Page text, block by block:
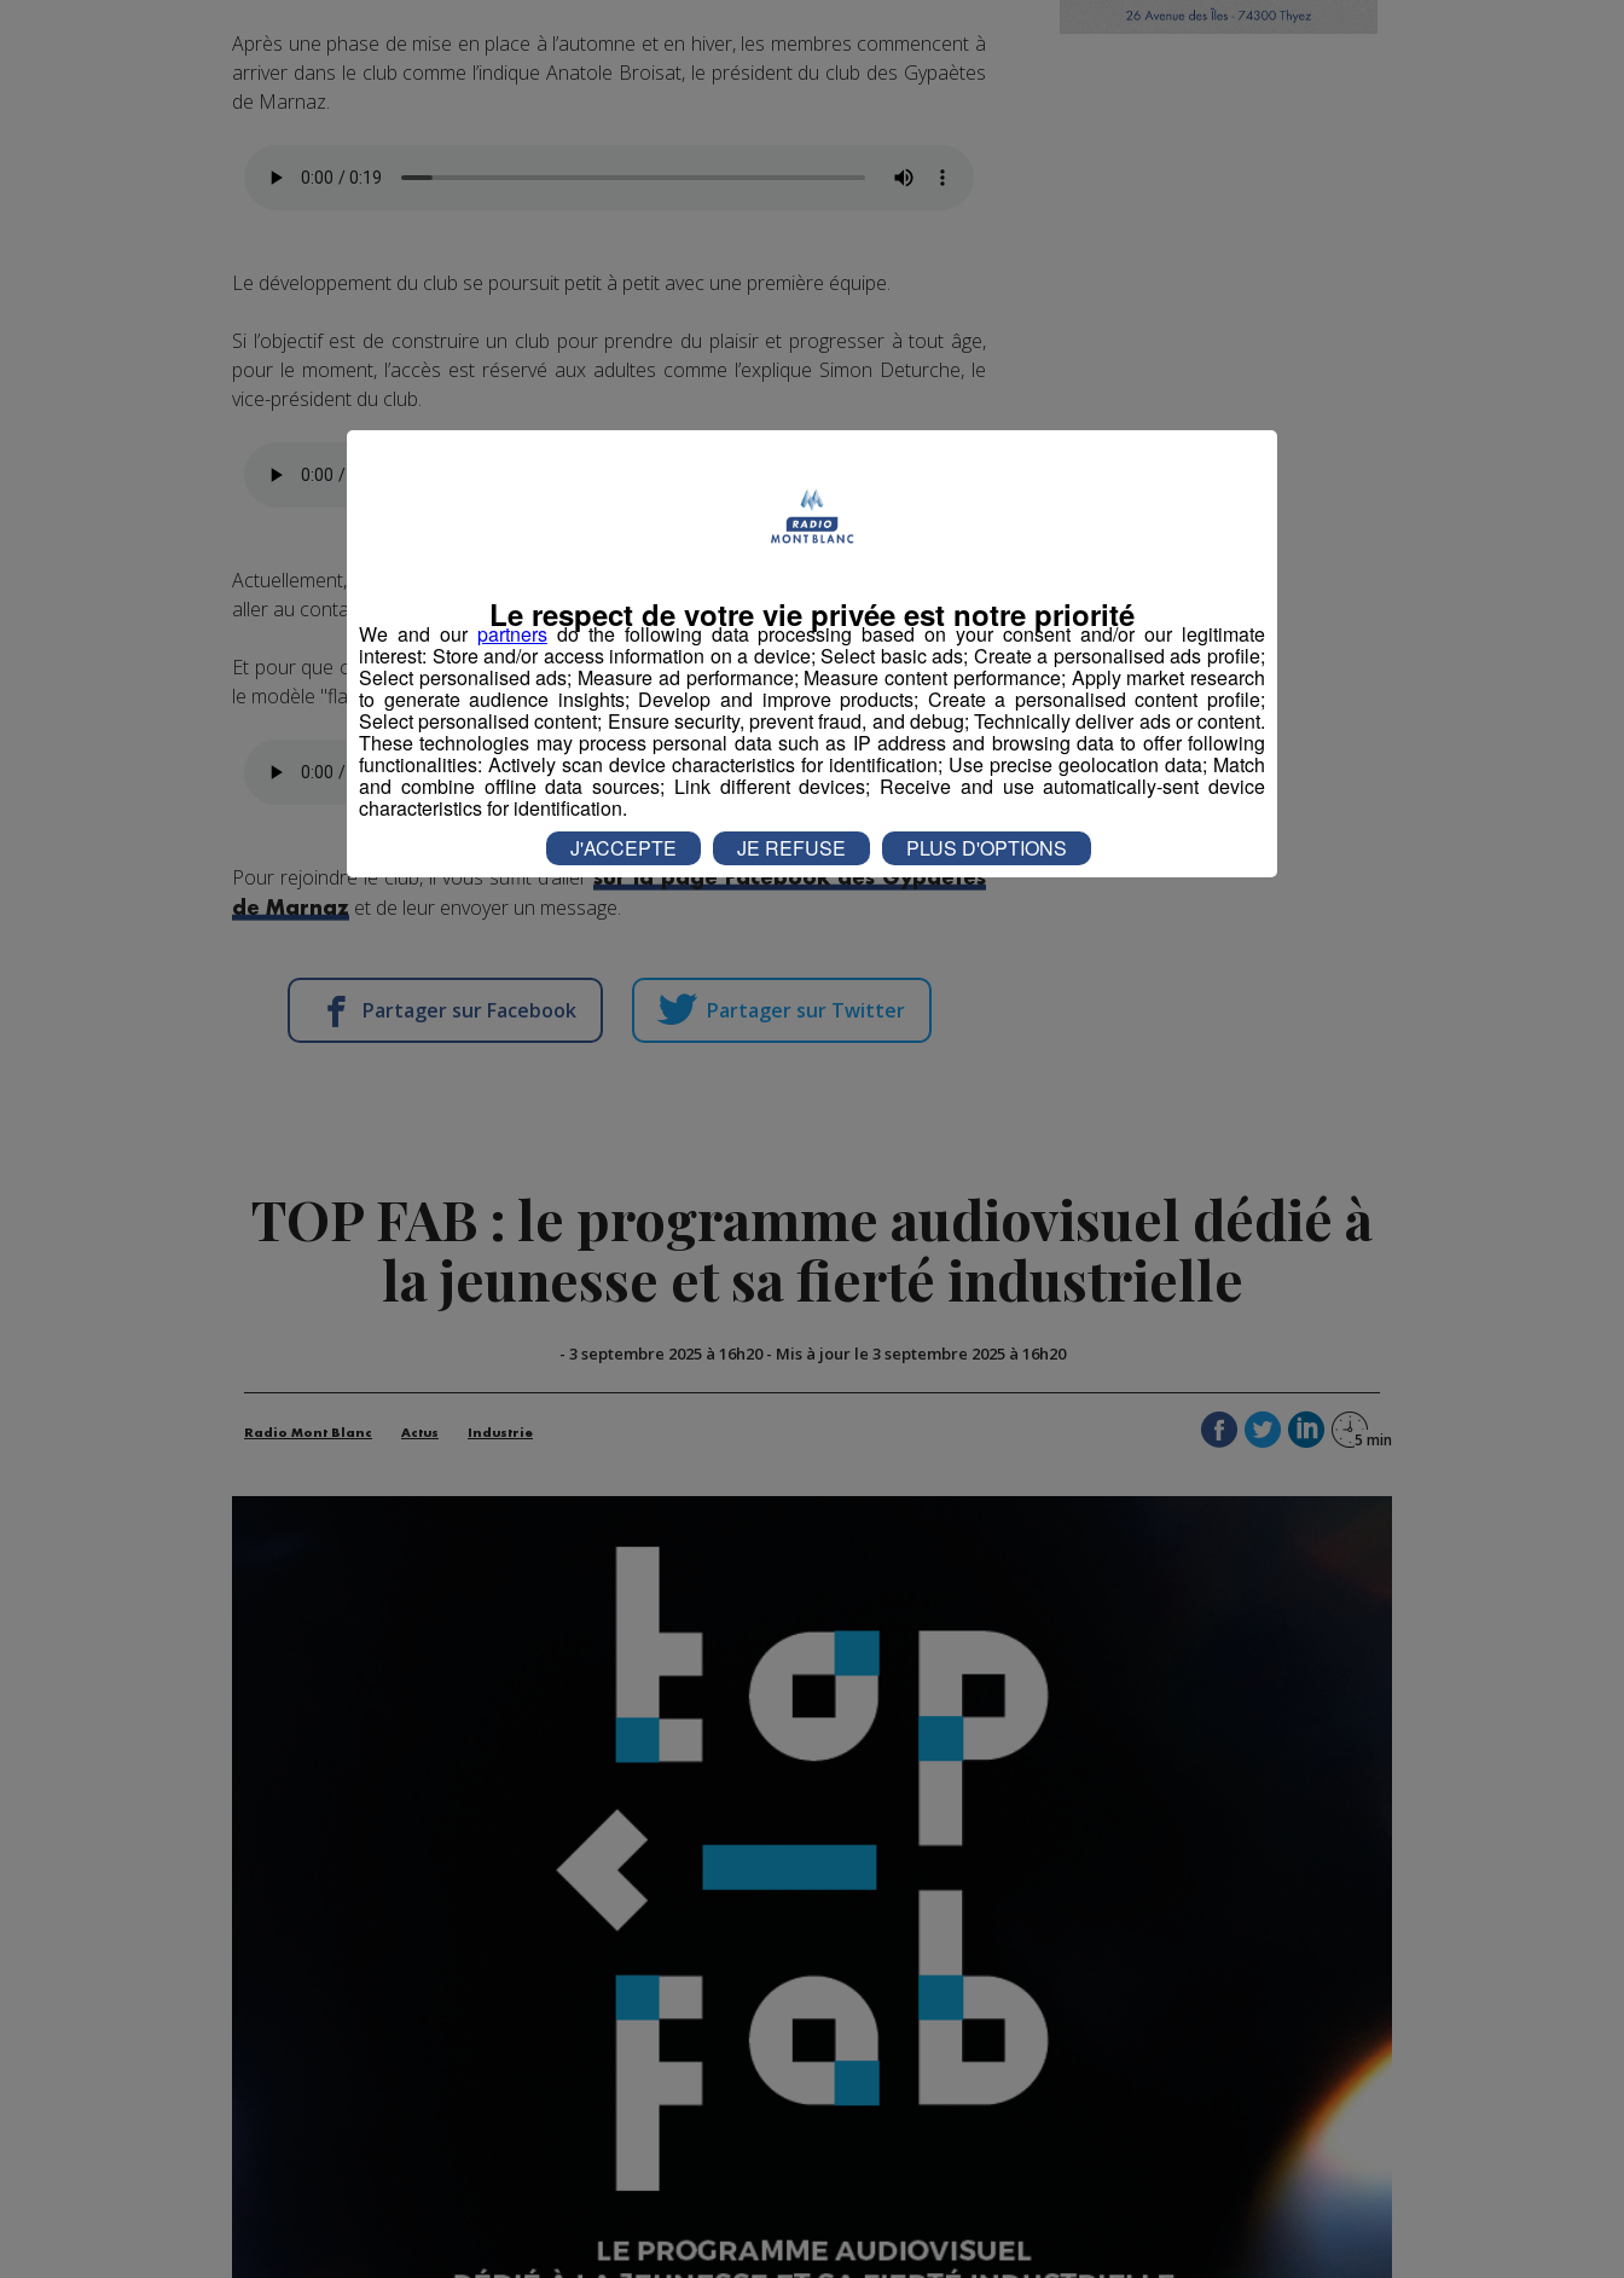
Après une phase de mise en place à l’automne et en hiver, les membres commencent à
arriver dans le club comme l’indique Anatole Broisat, le président du club des Gypaètes
de Marnaz.
Le développement du club se poursuit petit à petit avec une première équipe.
Si l’objectif est de construire un club pour prendre du plaisir et progresser à tout âge,
pour le moment, l’accès est réservé aux adultes comme l’explique Simon Deturche, le
vice-président du club.
Actuellement, le travail se fait essentiellement sur les stratégies de jeu sans pour autant
aller au contact de manière trop forte.
Et pour que cela soit possible, les deux hommes ont appliqué le football américain avec
le modèle "flag", soit "drapeau". Une méthode que nous présente Simon Deturche.
Pour rejoindre le club, il vous suffit d’allersur la page Facebook des Gypaètes
de Marnaz et de leur envoyer un message.
Partager sur Facebook Partager sur Twitter
TOP FAB : le programme audiovisuel dédié à
la jeunesse et sa fierté industrielle
- 3 septembre 2025 à 16h20- Mis à jour le 3 septembre 2025 à 16h20
Radio Mont Blanc Actus Industrie
We and our partnersdo the following data processing based on your consent and/or our legitimate
interest: Store and/or access information on a device; Select basic ads; Create a personalised ads profile;
Select personalised ads; Measure ad performance; Measure content performance; Apply market research
to generate audience insights; Develop and improve products; Create a personalised content profile;
Select personalised content; Ensure security, prevent fraud, and debug; Technically deliver ads or content.
These technologies may process personal data such as IP address and browsing data to offer following
functionalities: Actively scan device characteristics for identification; Use precise geolocation data; Match
and combine offline data sources; Link different devices; Receive and use automatically-sent device
characteristics for identification.
Le respect de votre vie privée est notre priorité
J'ACCEPTE JE REFUSE PLUS D'OPTIONS